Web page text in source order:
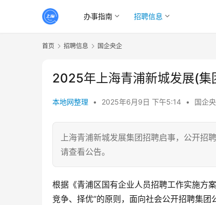
办事指南 招聘信息
首页 招聘信息 国企央企
2025年上海青浦新城发展(集
本地网整理 • 2025年6月9日 下午5:14 • 国企
上海青浦新城发展集团招聘启事，公开招
请查看公告。
根据《青浦区国有企业人员招聘工作实施方
竞争、择优”的原则，面向社会公开招聘集团